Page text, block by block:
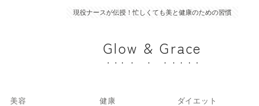
現役ナースが伝授！忙しくても美と健康のための習慣
Glow & Grace
美容 健康 ダイエット